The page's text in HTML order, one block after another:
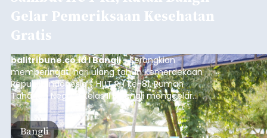
Gelar Pemeriksaan Kesehatan
Gratis
balitribune.co.id I Bangli -Serangkian
memperingati hari ulang tahun Kemerdekaan
Republik Indonesia ( HUT RI) ke-81, Rumah
Tahanan Negara Kelas II B Bangli menggelar
kegiatan pemeriksaan kesehatan gratis, Rabu
(6/8/2026).
Bangli